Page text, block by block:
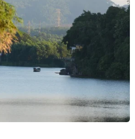
6/8: Kỳ hạn
lãi suất tối đa
ổn định